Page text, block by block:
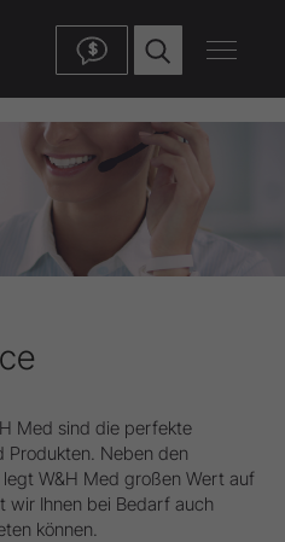
$
Med sind die perfekte
Produkten. Neben den
W&H Med großen Wert auf
wir Ihnen bei Bedarf auch
können.